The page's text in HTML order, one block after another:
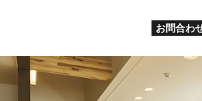
お問合わ